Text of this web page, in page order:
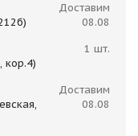
Доставим
08.08
кор.4)
1 шт.
Доставим
08.08